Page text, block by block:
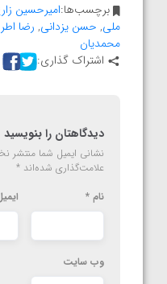
برچسب‌ها:امیرحسین
ملی, حسن یزدانی, رضا
محمدیان
اشتراک گذاری:
دیدگاهتان را بنویسید
نشانی ایمیل شما منتشر
علامت‌گذاری شده‌اند *
نام *
وب‌ سایت